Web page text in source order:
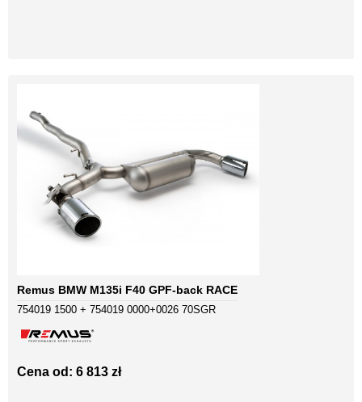
Remus BMW M135i F40 GPF-back RACE
754019 1500 + 754019 0000+0026 70SGR
Cena od: 6 813 zł